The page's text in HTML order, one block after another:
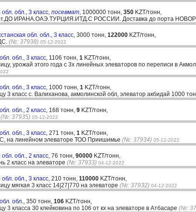
обл. обл., 3 класс, посевмат, 1000000 тонн, 350 KZT/тонн,
ИРАНА.ОАЭ.ТУРЦИЯ.ИТД.С РОССИИ. Доставка до порта
обл. обл., 3 класс, 3000 тонн, 122000 KZT/тонн,
(№: 37938) 05-12-2022
обл., 3 класс, 1106 тонн, 1 KZT/тонн,
урожай этого года с 3х линейных элеваторов по переписи в
обл., 3 класс, 1000 тонн, 1 KZT/тонн,
3 класс с. Валиханова, акмолинской обл, элеватор акбидай 1000 тон
обл., 2 класс, 168 тонн, 9 KZT/тонн,
(№: 37935) 05-12-2022
обл., 3 класс, 271 тонн, 1 KZT/тонн,
на линейном элеваторе ТОО Приишимье (№: 37934) 05-12-2022
обл. обл., 2 класс, 76 тонн, 90000 KZT/тонн,
2 класс на элеваторе (№: 37933) 04-12-2022
обл. обл., 3 класс, 210 тонн, 110000 KZT/тонн,
мягкая 3 класс 14|27|770 на элеваторе (№: 37932) 04-12-2022
обл., 350 тонн, 106 KZT/тонн,
3 класса 30 клейковина по 106 от кх на элеваторе в Атбасаре (№: